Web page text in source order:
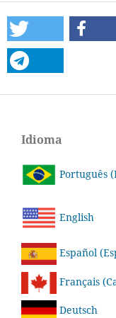
Idioma
Português
English
Español
Français
Deutsch